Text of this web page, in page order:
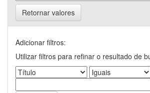
Retornar valores
Adicionar filtros:
Utilizar filtros para refinar o resultado de